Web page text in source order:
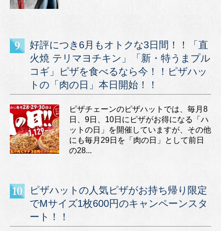
好評につき6月もオトクな3日間！！「直
火焼 テリマヨチキン」「新・特うまプル
コギ」ピザを食べるなら今！！ピザハッ
トの「肉の日」本日開始！！
ピザチェーンのピザハットでは、毎月8
日、9日、10日にピザがお得になる「ハ
ットの日」を開催していますが、その他
にも毎月29日を「肉の日」として前日
の28...
ピザハットの人気ピザがお持ち帰り限定
でMサイズ1枚600円のキャンペーンスタ
ート！！